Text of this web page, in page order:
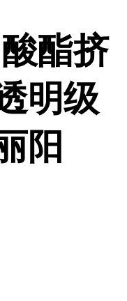
酯挤
明级
阳